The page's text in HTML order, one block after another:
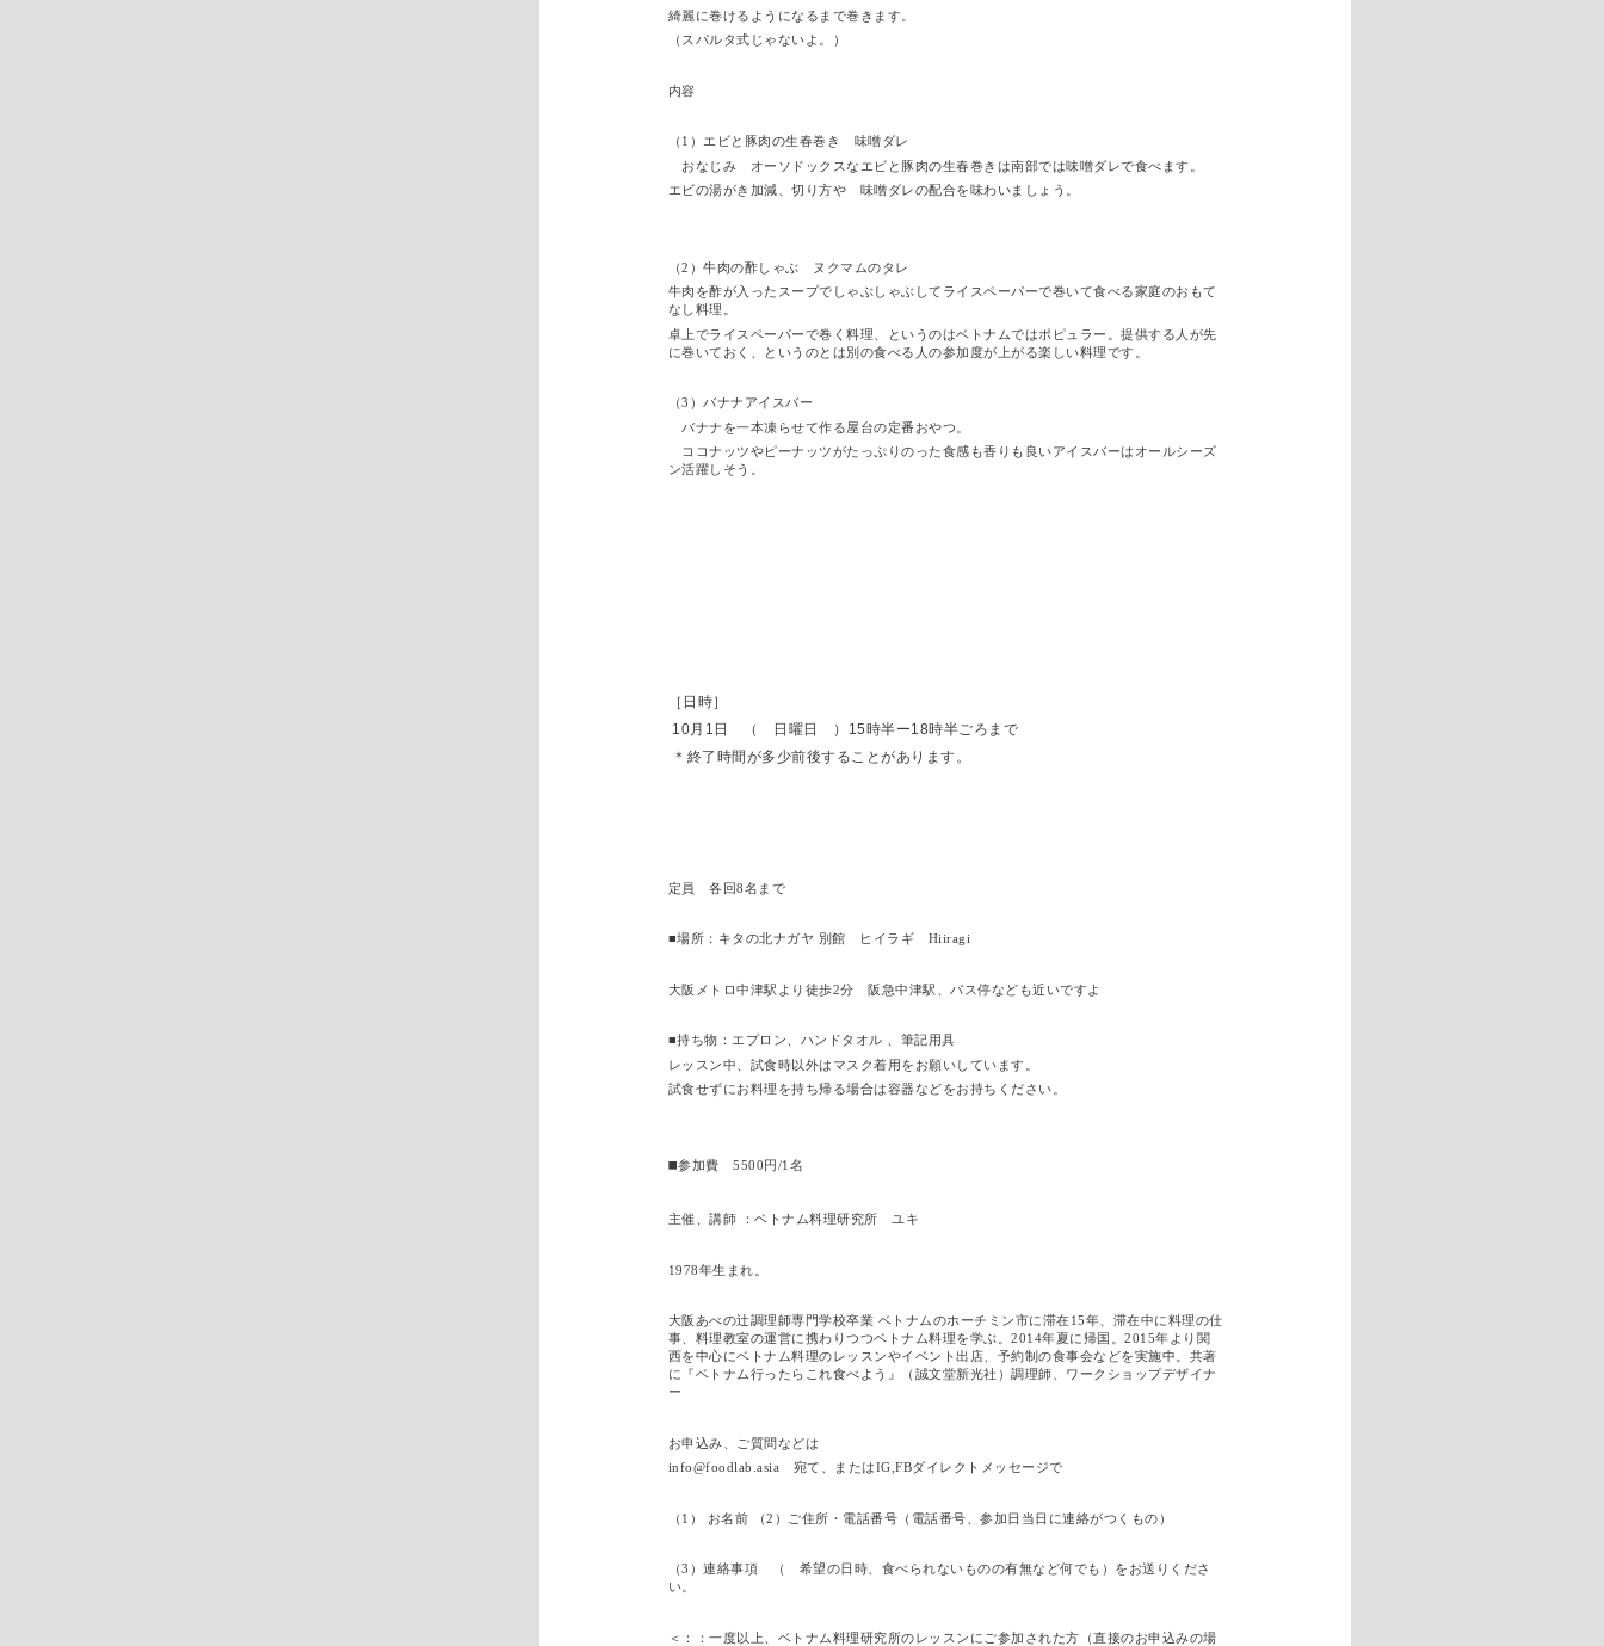
綺麗に巻けるようになるまで巻きます。
（スパルタ式じゃないよ。）
内容
（1）エビと豚肉の生春巻き 味噌ダレ
おなじみ オーソドックスなエビと豚肉の生春巻きは南部では味噌ダレで食べます。
エビの湯がき加減、切り方や 味噌ダレの配合を味わいましょう。
（2）牛肉の酢しゃぶ ヌクマムのタレ
牛肉を酢が入ったスープでしゃぶしゃぶしてライスペーパーで巻いて食べる家庭のおもて
なし料理。
卓上でライスペーパーで巻く料理、というのはベトナムではポピュラー。提供する人が先
に巻いておく、というのとは別の食べる人の参加度が上がる楽しい料理です。
（3）バナナアイスバー
バナナを一本凍らせて作る屋台の定番おやつ。
ココナッツやピーナッツがたっぷりのった食感も香りも良いアイスバーはオールシーズ
ン活躍しそう。
［日時］
10月 1 日 （ 日曜日 ） 15時半ー18時半ごろまで
＊終了時間が多少前後することがあります。
定員 各回8名まで
■場所：キタの北ナガヤ 別館 ヒイラギ Hiiragi
大阪メトロ中津駅より徒歩2分 阪急中津駅、バス停なども近いですよ
■持ち物：エプロン、ハンドタオル 、筆記用具
レッスン中、試食時以外はマスク着用をお願いしています。
試食せずにお料理を持ち帰る場合は容器などをお持ちください。
◼️参加費 5500円/1名
主催、講師 ：ベトナム料理研究所 ユキ
1978年生まれ。
大阪あべの辻調理師専門学校卒業 ベトナムのホーチミン市に滞在15年、滞在中に料理の仕
事、料理教室の運営に携わりつつベトナム料理を学ぶ。2014年夏に帰国。2015年より関
西を中心にベトナム料理のレッスンやイベント出店、予約制の食事会などを実施中。共著
に『ベトナム行ったらこれ食べよう』（誠文堂新光社）調理師、ワークショップデザイナ
ー
お申込み、ご質問などは
info@foodlab.asia 宛て、またはIG,FBダイレクトメッセージで
（1） お名前 （2）ご住所・電話番号（電話番号、参加日当日に連絡がつくもの）
（3）連絡事項 （ 希望の日時、食べられないものの有無など何でも）をお送りくださ
い。
＜：：一度以上、ベトナム料理研究所のレッスンにご参加された方（直接のお申込みの場